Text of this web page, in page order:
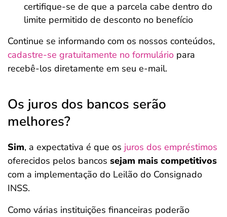
certifique-se de que a parcela cabe dentro do
limite permitido de desconto no benefício
Continue se informando com os nossos conteúdos,
cadastre-se gratuitamente no formulário para
recebê-los diretamente em seu e-mail.
Os juros dos bancos serão
melhores?
Sim, a expectativa é que os juros dos empréstimos
oferecidos pelos bancos sejam mais competitivos
com a implementação do Leilão do Consignado
INSS.
Como várias instituições financeiras poderão